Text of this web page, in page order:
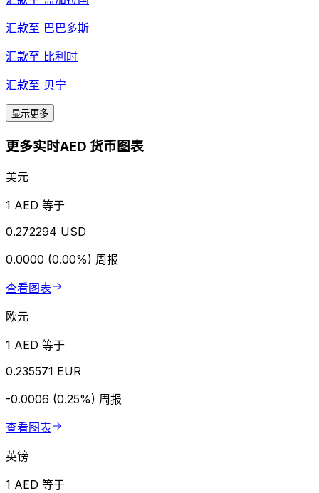
汇款至 巴巴多斯
汇款至 比利时
汇款至 贝宁
显示更多
更多实时AED 货币图表
美元
1 AED 等于
0.272294 USD
0.0000 (0.00%) 周报
查看图表
欧元
1 AED 等于
0.235571 EUR
-0.0006 (0.25%) 周报
查看图表
英镑
1 AED 等于